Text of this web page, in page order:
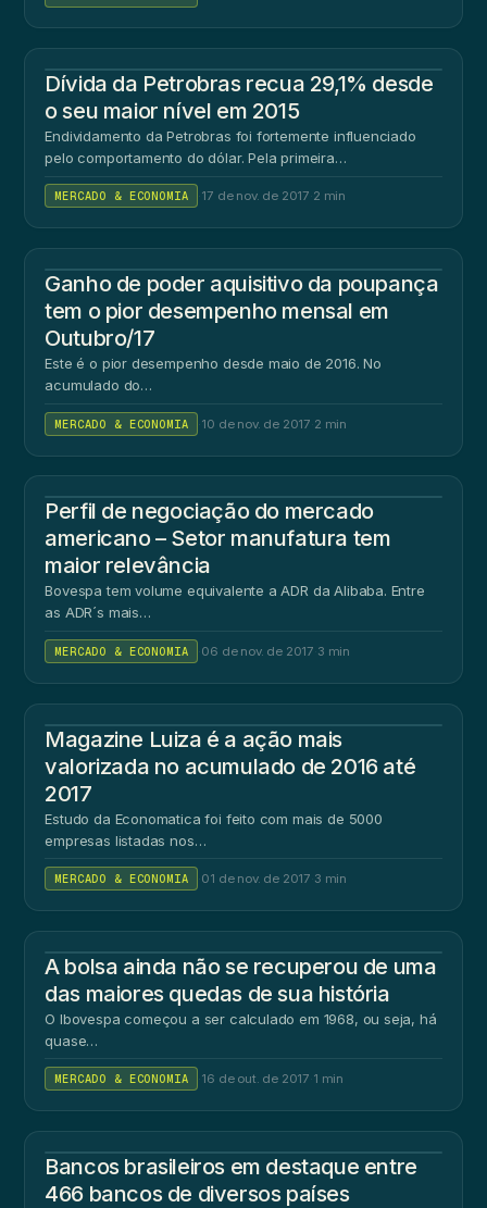
Dívida da Petrobras recua 29,1% desde
o seu maior nível em 2015
Endividamento da Petrobras foi fortemente influenciado
pelo comportamento do dólar. Pela primeira…
MERCADO & ECONOMIA 17 de nov. de 2017 2 min
Ganho de poder aquisitivo da poupança
tem o pior desempenho mensal em
Outubro/17
Este é o pior desempenho desde maio de 2016. No
acumulado do…
MERCADO & ECONOMIA 10 de nov. de 2017 2 min
Perfil de negociação do mercado
americano – Setor manufatura tem
maior relevância
Bovespa tem volume equivalente a ADR da Alibaba. Entre
as ADR´s mais…
MERCADO & ECONOMIA 06 de nov. de 2017 3 min
Magazine Luiza é a ação mais
valorizada no acumulado de 2016 até
2017
Estudo da Economatica foi feito com mais de 5000
empresas listadas nos…
MERCADO & ECONOMIA 01 de nov. de 2017 3 min
A bolsa ainda não se recuperou de uma
das maiores quedas de sua história
O Ibovespa começou a ser calculado em 1968, ou seja, há
quase…
MERCADO & ECONOMIA 16 de out. de 2017 1 min
Bancos brasileiros em destaque entre
466 bancos de diversos países